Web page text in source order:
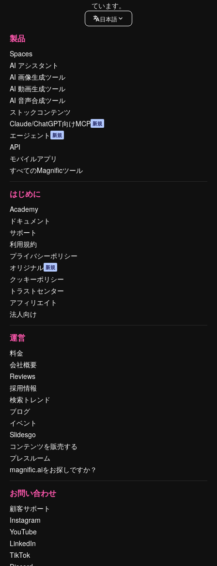
ています。
日本語
製品
Spaces
AI アシスタント
AI 画像生成ツール
AI 動画生成ツール
AI 音声合成ツール
ストックコンテンツ
Claude/ChatGPT向けMCP 新規
エージェント 新規
API
モバイルアプリ
すべてのMagnificツール
はじめに
Academy
ドキュメント
サポート
利用規約
プライバシーポリシー
オリジナル 新規
クッキーポリシー
トラストセンター
アフィリエイト
法人向け
運営
料金
会社概要
Reviews
採用情報
検索トレンド
ブログ
イベント
Slidesgo
コンテンツを販売する
プレスルーム
magnific.aiをお探しですか？
お問い合わせ
顧客サポート
Instagram
YouTube
LinkedIn
TikTok